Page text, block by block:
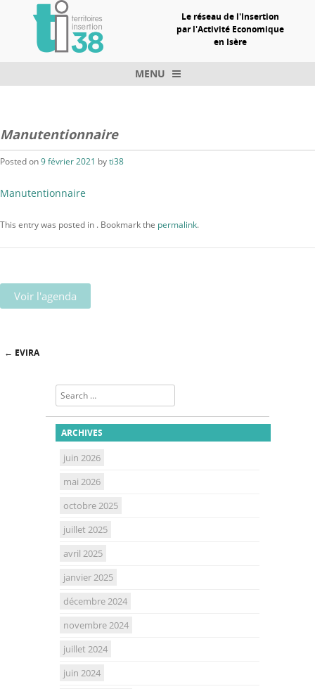
Le réseau de l'Insertion
par l'Activité Economique
en Isère
MENU
Manutentionnaire
Posted on9 février 2021 byti38
Manutentionnaire
This entry was posted in . Bookmark the permalink.
Voir l'agenda
← EVIRA
Search
ARCHIVES
juin 2026
mai 2026
octobre 2025
juillet 2025
avril 2025
janvier 2025
décembre 2024
novembre 2024
juillet 2024
juin 2024